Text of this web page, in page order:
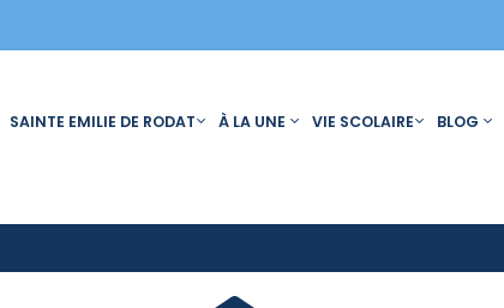
SAINTE EMILIE DE RODAT À LA UNE VIE SCOLAIRE BLOG